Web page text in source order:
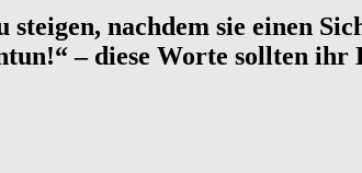
nachdem sie einen
– diese Worte sollten